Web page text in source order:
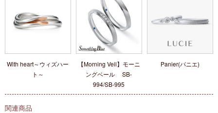
With heart～ウィズハー
ト～
【Morning Veil】モーニ
ングベール SB-
994/SB-995
Panier(パニエ)
関連商品